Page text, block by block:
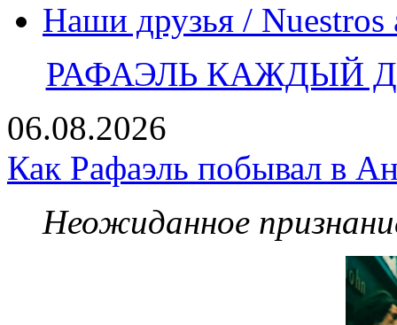
Наши друзья / Nuestros
РАФАЭЛЬ КАЖДЫЙ
06.08.2026
Как Рафаэль побывал в
Неожиданное